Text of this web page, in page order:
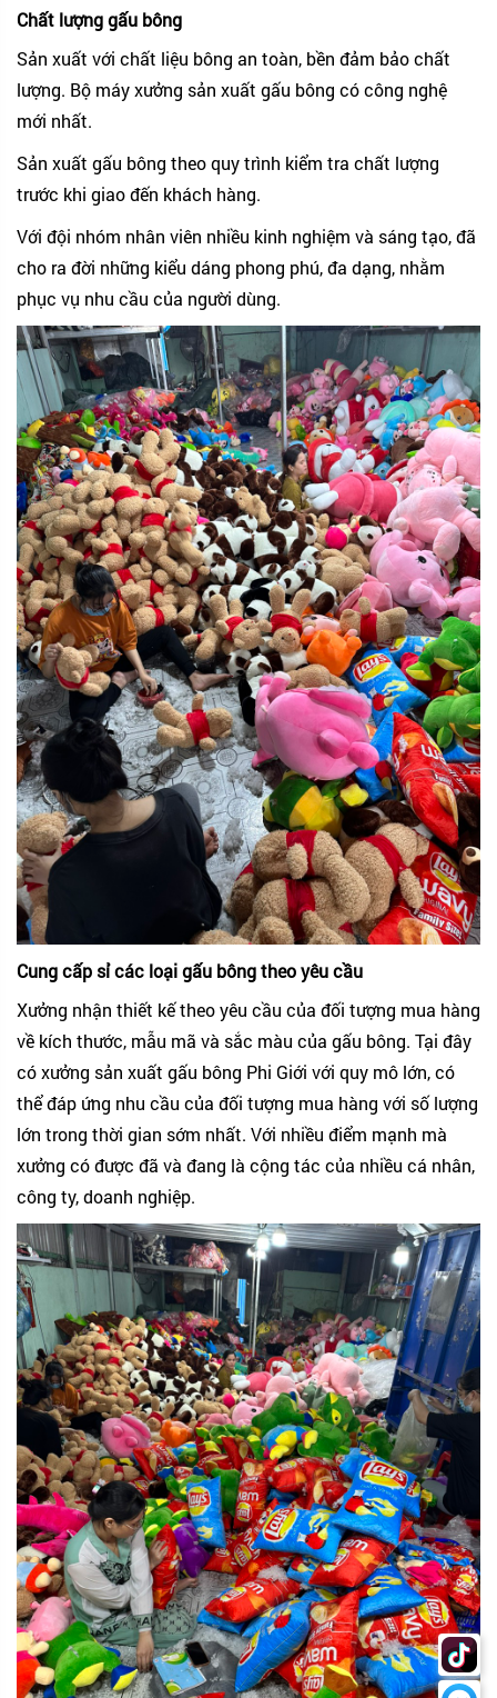
Chất lượng gấu bông
Sản xuất với chất liệu bông an toàn, bền đảm bảo chất
lượng. Bộ máy xưởng sản xuất gấu bông có công nghệ
mới nhất.
Sản xuất gấu bông theo quy trình kiểm tra chất lượng
trước khi giao đến khách hàng.
Với đội nhóm nhân viên nhiều kinh nghiệm và sáng tạo, đã
cho ra đời những kiểu dáng phong phú, đa dạng, nhằm
phục vụ nhu cầu của người dùng.
Cung cấp sỉ các loại gấu bông theo yêu cầu
Xưởng nhận thiết kế theo yêu cầu của đối tượng mua hàng
về kích thước, mẫu mã và sắc màu của gấu bông. Tại đây
có xưởng sản xuất gấu bông Phi Giới với quy mô lớn, có
thể đáp ứng nhu cầu của đối tượng mua hàng với số lượng
lớn trong thời gian sớm nhất. Với nhiều điểm mạnh mà
xưởng có được đã và đang là cộng tác của nhiều cá nhân,
công ty, doanh nghiệp.